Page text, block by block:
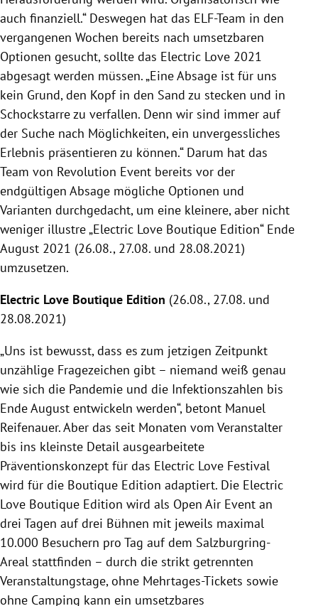
auch finanziell.“ Deswegen hat das ELF-Team in den
vergangenen Wochen bereits nach umsetzbaren
Optionen gesucht, sollte das Electric Love 2021
abgesagt werden müssen. „Eine Absage ist für uns
kein Grund, den Kopf in den Sand zu stecken und in
Schockstarre zu verfallen. Denn wir sind immer auf
der Suche nach Möglichkeiten, ein unvergessliches
Erlebnis präsentieren zu können.“ Darum hat das
Team von Revolution Event bereits vor der
endgültigen Absage mögliche Optionen und
Varianten durchgedacht, um eine kleinere, aber nicht
weniger illustre „Electric Love Boutique Edition“ Ende
August 2021 (26.08., 27.08. und 28.08.2021)
umzusetzen.
Electric Love Boutique Edition (26.08., 27.08. und
28.08.2021)
„Uns ist bewusst, dass es zum jetzigen Zeitpunkt
unzählige Fragezeichen gibt – niemand weiß genau
wie sich die Pandemie und die Infektionszahlen bis
Ende August entwickeln werden“, betont Manuel
Reifenauer. Aber das seit Monaten vom Veranstalter
bis ins kleinste Detail ausgearbeitete
Präventionskonzept für das Electric Love Festival
wird für die Boutique Edition adaptiert. Die Electric
Love Boutique Edition wird als Open Air Event an
drei Tagen auf drei Bühnen mit jeweils maximal
10.000 Besuchern pro Tag auf dem Salzburgring-
Areal stattfinden – durch die strikt getrennten
Veranstaltungstage, ohne Mehrtages-Tickets sowie
ohne Camping kann ein umsetzbares